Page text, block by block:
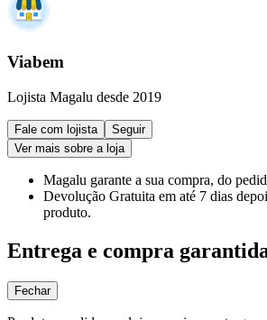
Viabem
Lojista Magalu desde 2019
Fale com lojista
Seguir
Ver mais sobre a loja
Magalu garante a sua compra, do
Devolução Gratuita em até 7 dias
produto.
Entrega e compra
Fechar